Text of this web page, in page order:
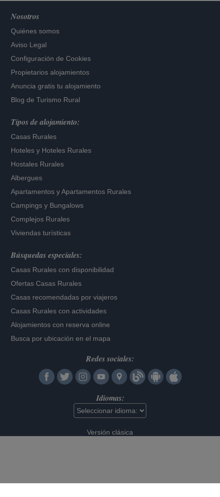
Nosotros
Quiénes somos
Aviso Legal
Configuración de Cookies
Propietarios alojamientos
Anuncia gratis tu alojamiento
Blog de Turismo Rural
Tipos de alojamiento:
Casas Rurales
Hoteles y Hoteles Rurales
Hostales Rurales
Albergues
Apartamentos yApartamentos Rurales
Campings y Bungalows
Complejos Rurales
Viviendas turísticas
Búsquedas especiales:
Casas Rurales con disponibilidad
Ofertas Casas Rurales
Casas recomendadas por viajeros
Casas Rurales con actividades
Alojamientos con reserva online
Busca por ubicación en el mapa
Redes sociales:
Idiomas:
Versión clásica